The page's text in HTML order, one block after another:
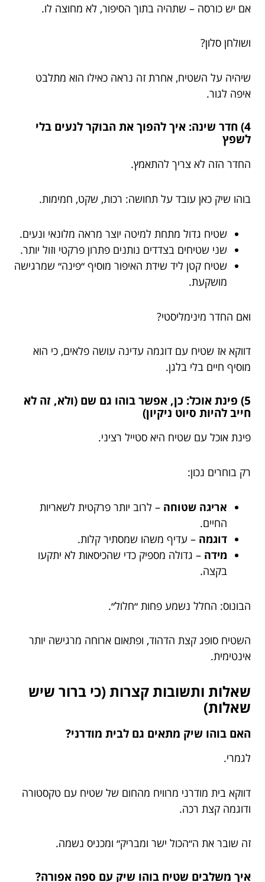
אם יש כורסה – שתהיה בתוך הסיפור, לא מחוצה לו.
ושולחן סלון?
שיהיה על השטיח, אחרת זה נראה כאילו הוא מתלבט
איפה לגור.
4) חדר שינה: איך להפוך את הבוקר לנעים בלי
לשפץ
החדר הזה לא צריך להתאמץ.
בוהו שיק כאן עובד על תחושה: רכות, שקט, חמימות.
שטיח גדול מתחת למיטה יוצר מראה מלונאי ונעים.
שני שטיחים בצדדים נותנים פתרון פרקטי וזול יותר.
שטיח קטן ליד שידת האיפור מוסיף ״פינה״ שמרגישה
מושקעת.
ואם החדר מינימליסטי?
דווקא אז שטיח עם דוגמה עדינה עושה פלאים, כי הוא
מוסיף חיים בלי בלגן.
5) פינת אוכל: כן, אפשר בוהו גם שם (ולא, זה לא
חייב להיות סיוט ניקיון)
פינת אוכל עם שטיח היא סטייל רציני.
רק בוחרים נכון:
אריגה שטוחה – לרוב יותר פרקטית לשאריות
החיים.
דוגמה – עדיף משהו שמסתיר קלות.
מידה – גדולה מספיק כדי שהכיסאות לא יתקעו
בקצה.
הבונוס: החלל נשמע פחות ״חלול״.
השטיח סופג קצת הדהוד, ופתאום ארוחה מרגישה יותר
אינטימית.
שאלות ותשובות קצרות (כי ברור שיש
שאלות)
האם בוהו שיק מתאים גם לבית מודרני?
לגמרי.
דווקא בית מודרני מרוויח מהחום של שטיח עם טקסטורה
ודוגמה קצת רכה.
זה שובר את ה״הכול ישר ומבריק״ ומכניס נשמה.
איך משלבים שטיח בוהו שיק עם ספה אפורה?